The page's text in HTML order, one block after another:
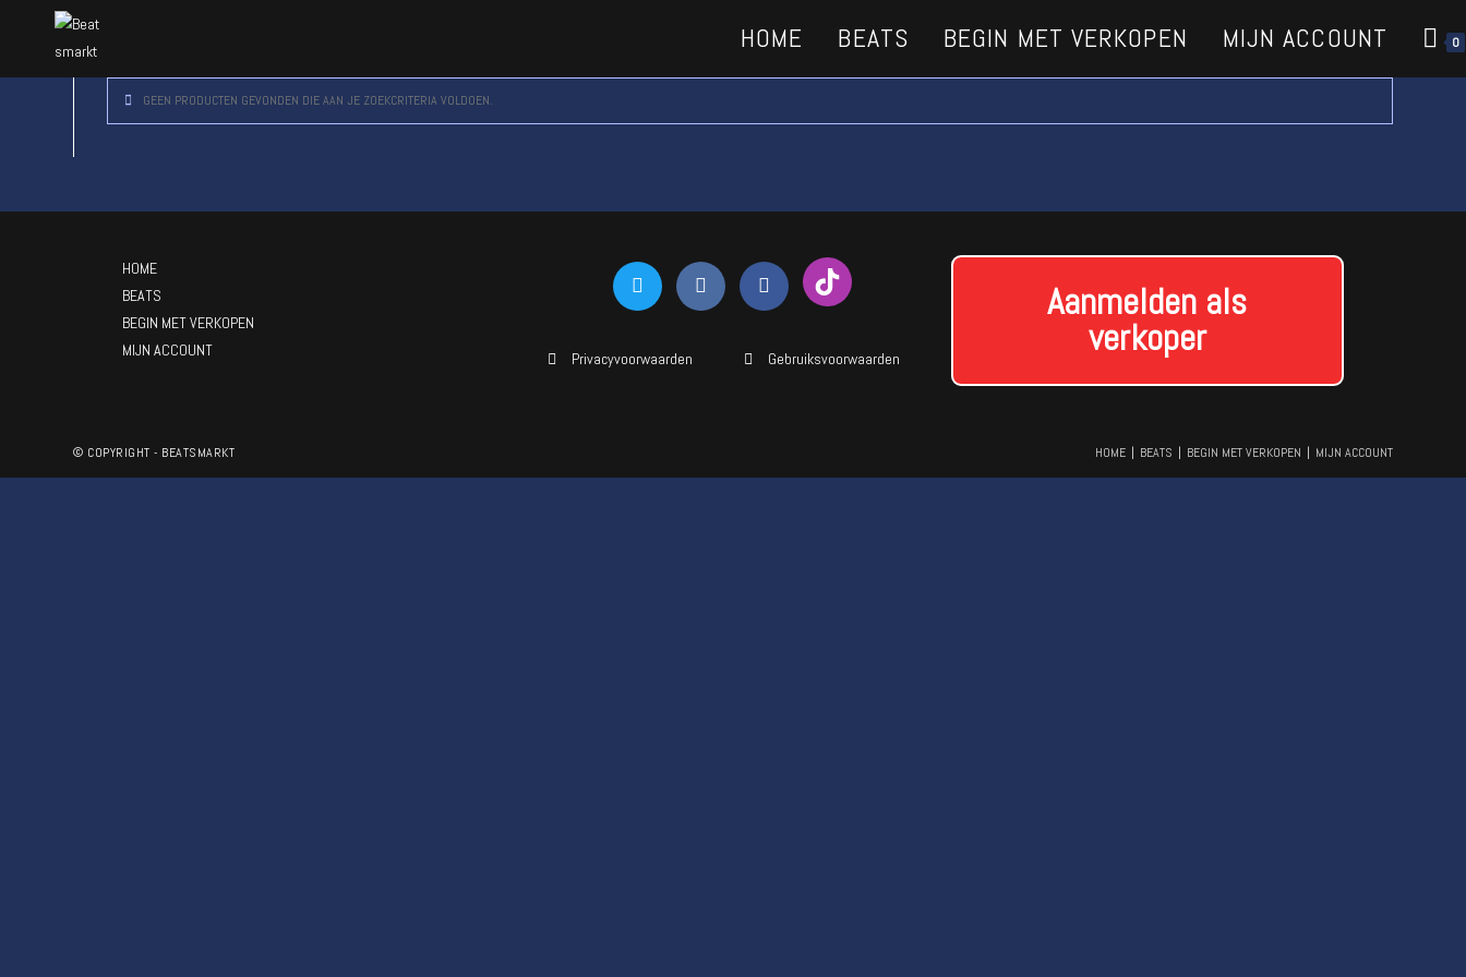
HOME BEATS BEGIN MET VERKOPEN MIJN ACCOUNT 0
GEEN PRODUCTEN GEVONDEN DIE AAN JE ZOEKCRITERIA VOLDOEN.
HOME
BEATS
BEGIN MET VERKOPEN
MIJN ACCOUNT
Privacyvoorwaarden Gebruiksvoorwaarden
Aanmelden als
verkoper
HOME BEATS BEGIN MET VERKOPEN MIJN ACCOUNT
© COPYRIGHT - BEATSMARKT